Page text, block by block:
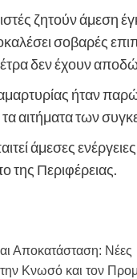
ζητούν άμεση
σοβαρές
δεν έχουν
ήταν
αιτήματα των
άμεσες
της Περιφέρειας.
Αποκατάσταση: Νέες
την Κνωσό και τον